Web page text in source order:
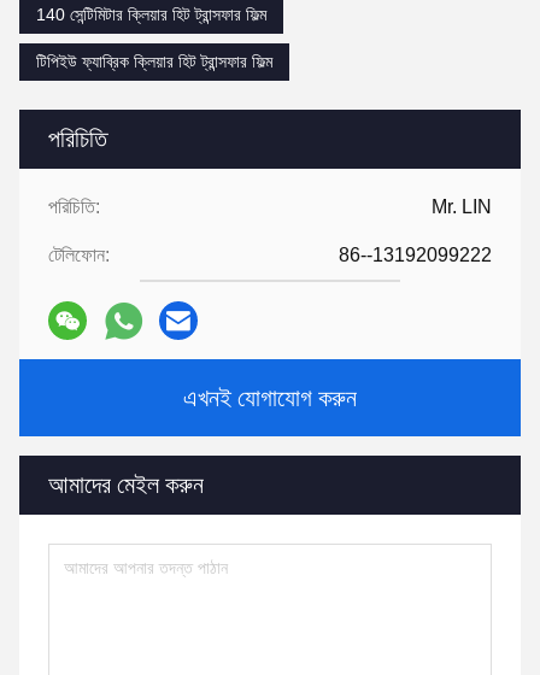
পরিচিতি
পরিচিতি: Mr. LIN
টেলিফোন: 86--13192099222
এখনই যোগাযোগ করুন
আমাদের মেইল ​​করুন
140 সেন্টিমিটার ক্লিয়ার হিট ট্রান্সফার ফিল্ম
টিপিইউ ফ্যাব্রিক ক্লিয়ার হিট ট্রান্সফার ফিল্ম